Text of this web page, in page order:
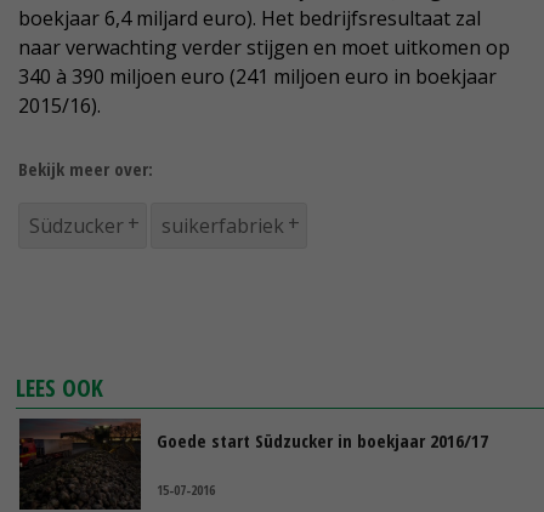
boekjaar 6,4 miljard euro). Het bedrijfsresultaat zal
naar verwachting verder stijgen en moet uitkomen op
340 à 390 miljoen euro (241 miljoen euro in boekjaar
2015/16).
Bekijk meer over:
Südzucker suikerfabriek
LEES OOK
Goede start Südzucker in boekjaar 2016/17
15-07-2016